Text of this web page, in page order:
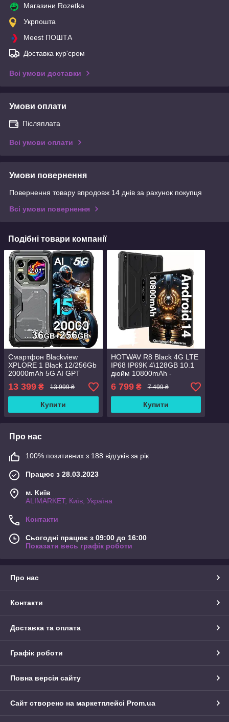
Магазини Rozetka
Укрпошта
Meest ПОШТА
Доставка кур'єром
Всі умови доставки
Умови оплати
Післяплата
Всі умови оплати
Умови повернення
Повернення товару впродовж 14 днів за рахунок покупця
Всі умови повернення
Подібні товари компанії
Смартфон Blackview
XPLORE 1 Black 12/256Gb
20000mAh 5G AI GPT
Android 15 GLOBAL
13 399 ₴ 13 999 ₴
Купити
HOTWAV R8 Black 4G LTE
IP68 IP69K 4\128GB 10.1
дюйм 10800mAh -
Подарунок скло!
6 799₴ 7 499 ₴
Купити
Про нас
100% позитивних з 188 відгуків за рік
Працює з 28.03.2023
м. Київ
ALIMARKET, Київ, Україна
Контакти
Сьогодні працює з 09:00 до 16:00
Показати весь графік роботи
Про нас
Контакти
Доставка та оплата
Графік роботи
Повна версія сайту
Сайт створено на маркетплейсі Prom.ua